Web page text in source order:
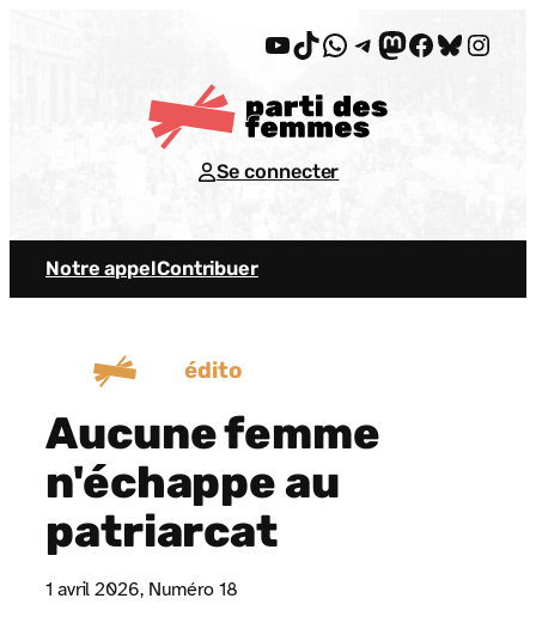
YouTube
TikTok
WhatsApp
Telegram
Mastodon
Facebook
Bluesky
Se connecter
Notre appelContribuer
édito
Aucune femme
n'échappe au
patriarcat
1 avril 2026, Numéro 18